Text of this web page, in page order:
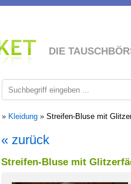
DIE
» Kleidung » Streifen-Bluse mit
« zurück
Streifen-Bluse mit